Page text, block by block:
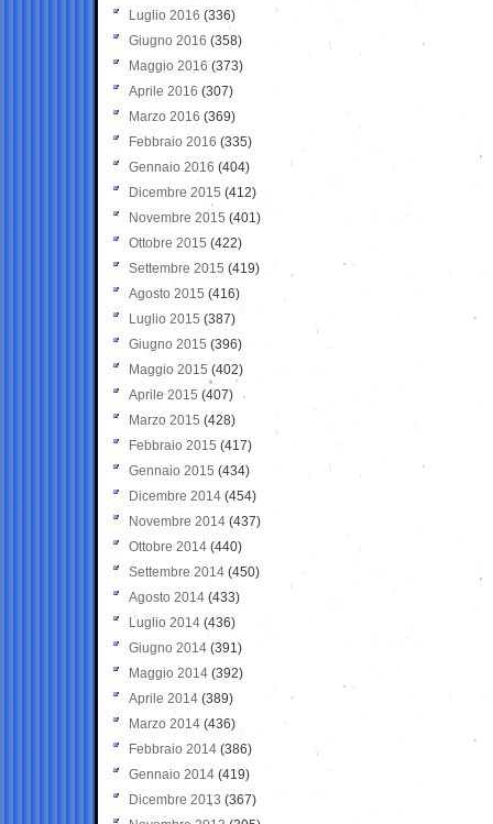
Luglio 2016 (336)
Giugno 2016 (358)
Maggio 2016 (373)
Aprile 2016 (307)
Marzo 2016 (369)
Febbraio 2016 (335)
Gennaio 2016 (404)
Dicembre 2015 (412)
Novembre 2015 (401)
Ottobre 2015 (422)
Settembre 2015 (419)
Agosto 2015 (416)
Luglio 2015 (387)
Giugno 2015 (396)
Maggio 2015 (402)
Aprile 2015 (407)
Marzo 2015 (428)
Febbraio 2015 (417)
Gennaio 2015 (434)
Dicembre 2014 (454)
Novembre 2014 (437)
Ottobre 2014 (440)
Settembre 2014 (450)
Agosto 2014 (433)
Luglio 2014 (436)
Giugno 2014 (391)
Maggio 2014 (392)
Aprile 2014 (389)
Marzo 2014 (436)
Febbraio 2014 (386)
Gennaio 2014 (419)
Dicembre 2013 (367)